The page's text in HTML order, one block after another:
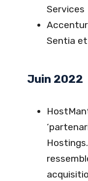
Services
Sentia et
Juin 2022